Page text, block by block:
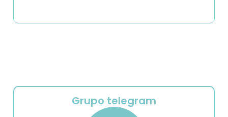
Grupo telegram